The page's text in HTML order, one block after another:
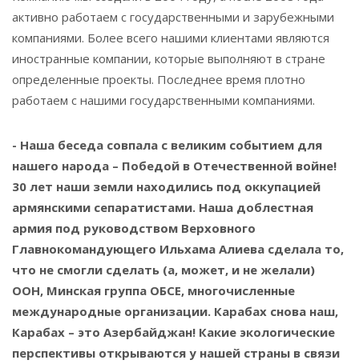
активно работаем с государственными и зарубежными
компаниями. Более всего нашими клиентами являются
иностранные компании, которые выполняют в стране
определенные проекты. Последнее время плотно
работаем с нашими государственными компаниями.
- Наша беседа совпала с великим событием для
нашего народа – Победой в Отечественной войне!
30 лет наши земли находились под оккупацией
армянскими сепаратистами. Наша доблестная
армия под руководством Верховного
Главнокомандующего Ильхама Алиева сделала то,
что не смогли сделать (а, может, и не желали)
ООН, Минская группа ОБСЕ, многочисленные
международные организации. Карабах снова наш,
Карабах – это Азербайджан! Какие экологические
перспективы открываются у нашей страны в связи